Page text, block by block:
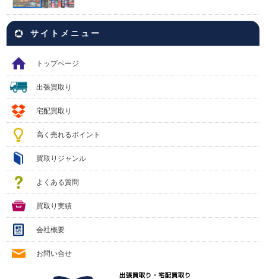
サイトメニュー
トップページ
出張買取り
宅配買取り
高く売れるポイント
買取りジャンル
よくある質問
買取り実績
会社概要
お問い合せ